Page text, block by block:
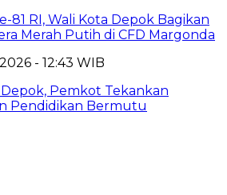
81 RI, Wali Kota Depok Bagikan
Merah Putih di CFD Margonda
- 12:43 WIB
Pemkot Tekankan
Pendidikan Bermutu